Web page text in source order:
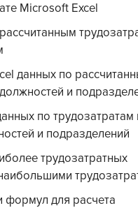
Microsoft Excel
данных по
и
по трудозатратам
и подразделений
трудозатратных
формул для расчета